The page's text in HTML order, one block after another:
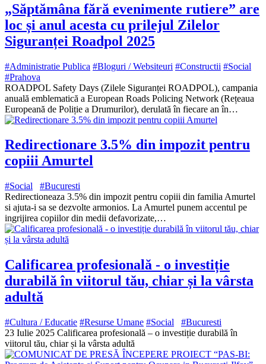
„Săptămâna fără evenimente rutiere” are
loc și anul acesta cu prilejul Zilelor
Siguranței Roadpol 2025
#Administratie Publica #Bloguri / Websiteuri #Constructii #Social
#Prahova
ROADPOL Safety Days (Zilele Siguranței ROADPOL), campania
anuală emblematică a European Roads Policing Network (Rețeaua
Europeană de Poliție a Drumurilor), derulată în fiecare an în…
Redirectionare 3.5% din impozit pentru
copiii Amurtel
#Social
#Bucuresti
Redirectioneaza 3.5% din impozit pentru copiii din familia Amurtel
si ajuta-i sa se dezvolte armonios. La Amurtel punem accentul pe
ingrijirea copiilor din medii defavorizate,…
Calificarea profesională - o investiție
durabilă în viitorul tău, chiar și la vârsta
adultă
#Cultura / Educatie #Resurse Umane #Social
#Bucuresti
23 Iulie 2025 Calificarea profesională – o investiție durabilă în
viitorul tău, chiar și la vârsta adultă